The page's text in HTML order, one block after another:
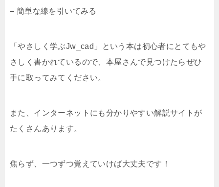
– 簡単な線を引いてみる
「やさしく学ぶJw_cad」という本は初心者にとてもや
さしく書かれているので、本屋さんで見つけたらぜひ
手に取ってみてください。
また、インターネットにも分かりやすい解説サイトが
たくさんあります。
焦らず、一つずつ覚えていけば大丈夫です！